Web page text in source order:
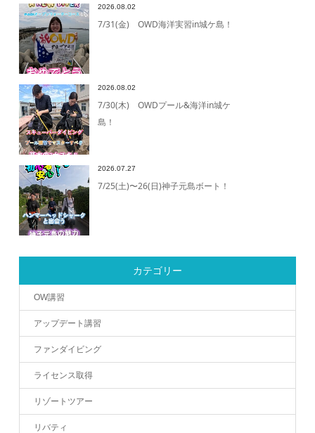
2026.08.02
7/31(金) OWD海洋実習in城ケ島！
2026.08.02
7/30(木) OWDプール&海洋in城ケ
島！
2026.07.27
7/25(土)〜26(日)神子元島ボート！
カテゴリー
OW講習
アップデート講習
ファンダイビング
ライセンス取得
リゾートツアー
リバティ